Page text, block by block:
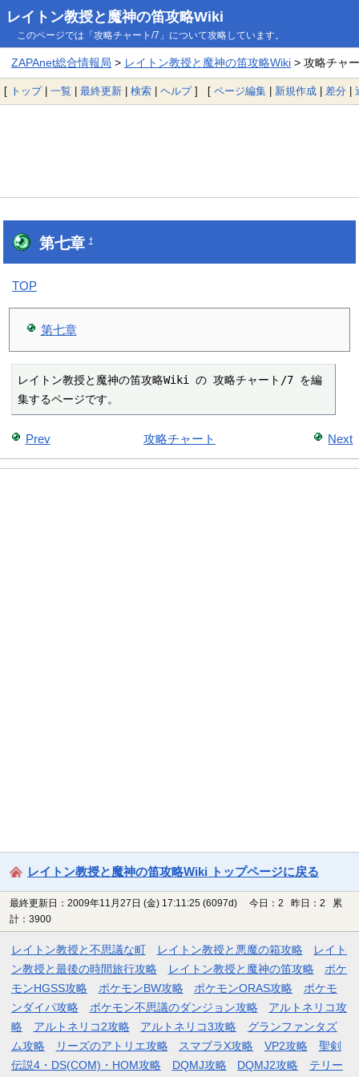
レイトン教授と魔神の笛攻略Wiki
このページでは「攻略チャート/7」について攻略しています。
ZAPAnet総合情報局 > レイトン教授と魔神の笛攻略Wiki> 攻略チャ
[ トップ| 一覧 | 最終更新 | 検索 | ヘルプ] [ ページ編集 | 新規作成 | 差分 |
第七章†
TOP
第七章
レイトン教授と魔神の笛攻略Wiki の 攻略チャート/7 を編
集するページです。
Prev Next
攻略チャート
レイトン教授と魔神の笛攻略Wiki トップページに戻る
最終更新日：2009年11月27日 (金) 17:11:25 (6097d)
今日：2 昨日：2 累
計：3900
レイトン教授と不思議な町 レイトン教授と悪魔の箱攻略
レイト
ン教授と最後の時間旅行攻略
レイトン教授と魔神の笛攻略
ポケ
モンHGSS攻略
ポケモンBW攻略 ポケモンORAS攻略
ポケモ
ンダイパ攻略
ポケモン不思議のダンジョン攻略
アルトネリコ攻
略
アルトネリコ2攻略 アルトネリコ3攻略
グランファンタズ
ム攻略
リーズのアトリエ攻略 スマブラX攻略 VP2攻略
聖剣
伝説4・DS(COM)・HOM攻略
DQMJ攻略 DQMJ2攻略 テリー